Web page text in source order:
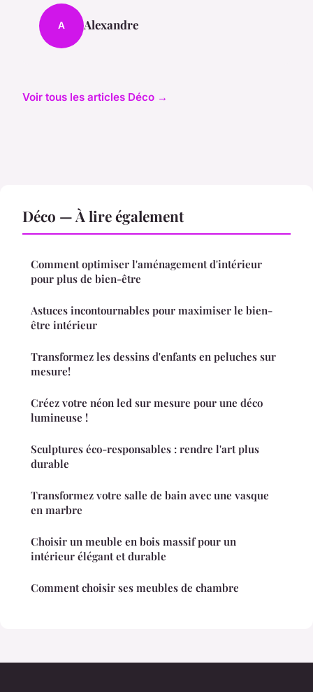
A Alexandre
Voir tous les articles Déco →
Déco — À lire également
Comment optimiser l'aménagement d'intérieur
pour plus de bien-être
Astuces incontournables pour maximiser le bien-
être intérieur
Transformez les dessins d'enfants en peluches sur
mesure!
Créez votre néon led sur mesure pour une déco
lumineuse !
Sculptures éco-responsables : rendre l'art plus
durable
Transformez votre salle de bain avec une vasque
en marbre
Choisir un meuble en bois massif pour un
intérieur élégant et durable
Comment choisir ses meubles de chambre